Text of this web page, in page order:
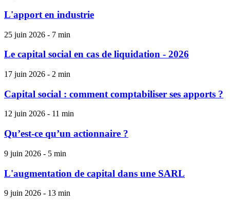
L'apport en industrie
25 juin 2026 - 7 min
Le capital social en cas de liquidation - 2026
17 juin 2026 - 2 min
Capital social : comment comptabiliser ses apports ?
12 juin 2026 - 11 min
Qu’est-ce qu’un actionnaire ?
9 juin 2026 - 5 min
L'augmentation de capital dans une SARL
9 juin 2026 - 13 min